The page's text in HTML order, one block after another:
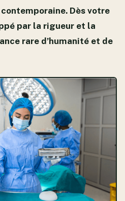
Dès votre
par la rigueur et la
rare d’humanité et de